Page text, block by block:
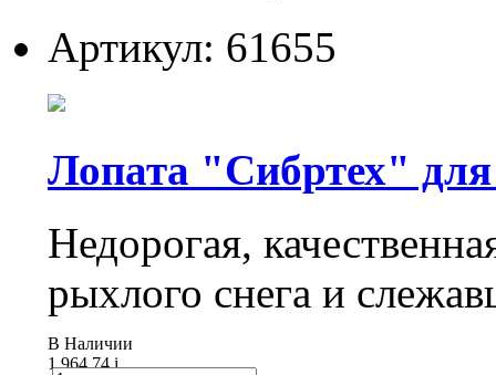
Артикул: 61655
Лопата "Сибртех" для
Недорогая,
рыхлого снега и
В Наличии
1 964.74i